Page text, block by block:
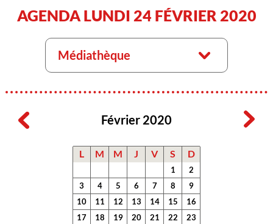
AGENDA LUNDI 24 FÉVRIER 2020
Médiathèque
Février 2020
L M M J V S D
1
2
3
4 5 6 7 8
9
10
11 12 13 14 15
16
17
18 19 20 21 22
23